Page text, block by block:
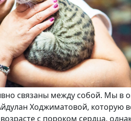
связаны между собой. Мы в
Ходжиматовой, которую
с пороком сердца,